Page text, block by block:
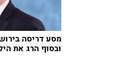
מסע דריסה
ובסוף הרג את